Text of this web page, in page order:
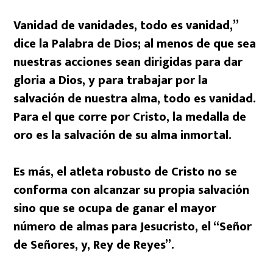
Vanidad de vanidades, todo es vanidad,”
dice la Palabra de Dios; al menos de que sea
nuestras acciones sean dirigidas para dar
gloria a Dios, y para trabajar por la
salvación de nuestra alma, todo es vanidad.
Para el que corre por Cristo, la medalla de
oro es la salvación de su alma inmortal.
Es más, el atleta robusto de Cristo no se
conforma con alcanzar su propia salvación
sino que se ocupa de ganar el mayor
número de almas para Jesucristo, el “Señor
de Señores, y, Rey de Reyes”.